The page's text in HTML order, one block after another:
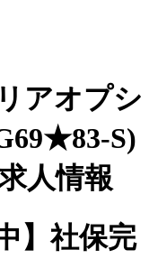
アオプシ
S)
人情報
】社保完